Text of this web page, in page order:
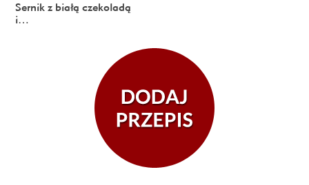
Sernik z białą czekoladą
i…